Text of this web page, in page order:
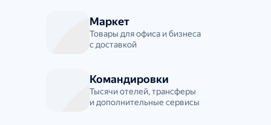
Маркет
Товары для офиса и бизнеса
с доставкой
Командировки
Тысячи отелей, трансферы
и дополнительные сервисы